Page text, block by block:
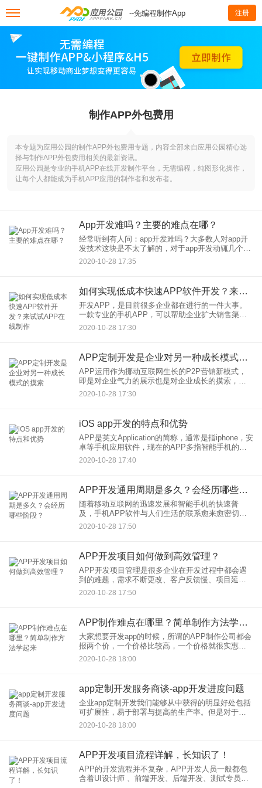
--免编程制作App 注册
制作APP外包费用
本专题为应用公园的制作APP外包费用专题，内容全部来自应用公园精心选
择与制作APP外包费用相关的最新资讯。
应用公园是专业的手机APP在线开发制作平台，无需编程，纯图形化操作，
让每个人都能成为手机APP应用的制作者和发布者。
App开发难吗？主要的难点在哪？
经常听到有人问：app开发难吗？大多数人对app开
发技术这块是不太了解的，对于app开发动辄几个月
的周期以及不菲的开发费用也是无法理解的。 作为
app开发公司的从业人员，小编在这里可以负责任地
2020-10-28 17:35
如何实现低成本快速APP软件开发？来试试APP在线制作
开发APP，是目前很多企业都在进行的一件大事。
一款专业的手机APP，可以帮助企业扩大销售渠
道，吸引更多的消费者，所以如何快速低成本的进
行APP软件开发，是企业们都很关注的话题。 在以
2020-10-28 17:30
APP定制开发是企业对另一种成长模式的摸索
APP运用作为挪动互联网生长的P2P营销新模式，
即是对企业气力的展示也是对企业成长的摸索，若
是企业主信赖本身的企业拥有不同凡响的卖点及上
风。那就必要把它经由过程APP果敢的奉告每一位
2020-10-28 17:30
iOS app开发的特点和优势
APP是英文Application的简称，通常是指iphone，安
卓等手机应用软件，现在的APP多指智能手机的第
三方应用程序。 IOS APP是一种手机应用软件，是
使用在苹果手机上或者是IOS系统的
2020-10-28 17:40
APP开发通用周期是多久？会经历哪些阶段？
随着移动互联网的迅速发展和智能手机的快速普
及，手机APP软件与人们生活的联系愈来愈密切。
因此各企业主开始决定推出自己的app了，那么问题
来了，App开发一般周期是多少？要经历哪些阶段？
2020-10-28 17:50
APP开发项目如何做到高效管理？
APP开发项目管理是很多企业在开发过程中都会遇
到的难题，需求不断更改、客户反馈慢、项目延
期、bug多等等这些都是经常遇到的问题。要想解决
这个历史遗留问题也不是完全没有可能。很多时候
2020-10-28 17:50
APP制作难点在哪里？简单制作方法学起来
大家想要开发app的时候，所谓的APP制作公司都会
报两个价，一个价格比较高，一个价格就很实惠。
这时他们会告诉你价格高的开发模式是原生app开
发，价格低的是混合模式的app开发。那么什么是原
2020-10-28 18:00
app定制开发服务商谈-app开发进度问题
企业app定制开发我们能够从中获得的明显好处包括
可扩展性，易于部署与提高的生产率。但是对于较
后的决定，让我们更深入地考虑所有利弊。下面是
app定制开发定制我们容忽视的两个优势。安全:数据
2020-10-28 18:00
APP开发项目流程详解，长知识了！
APP的开发流程并不复杂，APP开发人员一般都包
含着UI设计师 、前端开发、后端开发、测试专员、